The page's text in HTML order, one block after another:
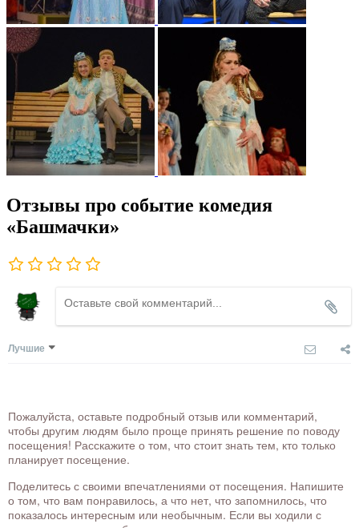
Отзывы про событие комедия
«Башмачки»
Лучшие
Пожалуйста, оставьте подробный отзыв или комментарий,
чтобы другим людям было проще принять решение по поводу
посещения! Расскажите о том, что стоит знать тем, кто только
планирует посещение.
Поделитесь с своими впечатлениями от посещения. Напишите
о том, что вам понравилось, а что нет, что запомнилось, что
показалось интересным или необычным. Если вы ходили с